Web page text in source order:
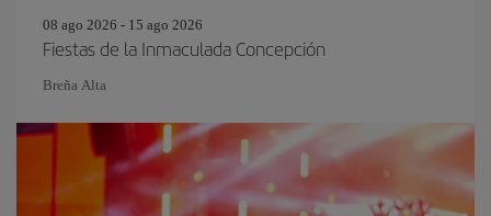
08 ago 2026 - 15 ago 2026
Fiestas de la Inmaculada Concepción
Breña Alta